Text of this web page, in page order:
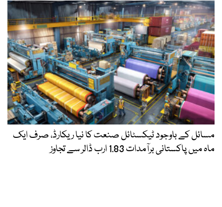
مسائل کے باوجود ٹیکسٹائل صنعت کا نیا ریکارڈ، صرف ایک
ماہ میں پاکستانی برآمدات 1.83 ارب ڈالر سے تجاوز